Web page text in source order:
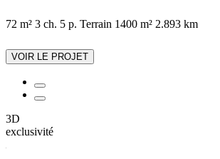
72 m² 3 ch. 5 p. Terrain 1400 m² 2.893 km
VOIR LE PROJET
3D
exclusivité